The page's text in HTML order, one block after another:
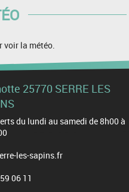
voir la météo.
25770 SERRE LES
du lundi au samedi de 8h00 à
les-sapins.fr
06 11